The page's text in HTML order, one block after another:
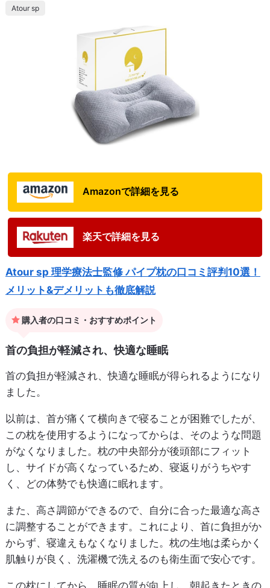
Atour sp
Amazonで詳細を見る
楽天で詳細を見る
Atour sp 理学療法士監修 パイプ枕の口コミ評判10選！
メリット&デメリットも徹底解説
購入者の口コミ・おすすめポイント
首の負担が軽減され、快適な睡眠
首の負担が軽減され、快適な睡眠が得られるようになり
ました。
以前は、首が痛くて横向きで寝ることが困難でしたが、
この枕を使用するようになってからは、そのような問題
がなくなりました。枕の中央部分が後頭部にフィット
し、サイドが高くなっているため、寝返りがうちやす
く、どの体勢でも快適に眠れます。
また、高さ調節ができるので、自分に合った最適な高さ
に調整することができます。これにより、首に負担がか
からず、寝違えもなくなりました。枕の生地は柔らかく
肌触りが良く、洗濯機で洗えるのも衛生面で安心です。
この枕にしてから、睡眠の質が向上し、朝起きたときの